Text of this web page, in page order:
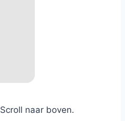
naar boven.